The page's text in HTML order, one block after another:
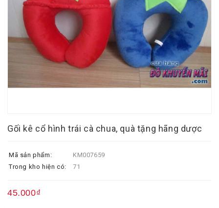
Gối kê cổ hình trái cà chua, quà tặng hãng dược
Mã sản phẩm:
KM007659
Trong kho hiện có:
71
45.000₫